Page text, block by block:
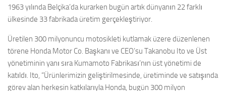
1963 yılında Belçika’da kurarken bugün artık dünyanın 22 farklı
ülkesinde 33 fabrikada üretim gerçekleştiriyor.
Üretilen 300 milyonuncu motosikleti kutlamak üzere düzenlenen
törene Honda Motor Co. Başkanı ve CEO’su Takanobu Ito ve Üst
yönetiminin yanı sıra Kumamoto Fabrikası’nın üst yönetimi de
katıldı. Ito, “Ürünlerimizin geliştirilmesinde, üretiminde ve satışında
görev alan herkesin katkılarıyla Honda, bugün 300 milyon